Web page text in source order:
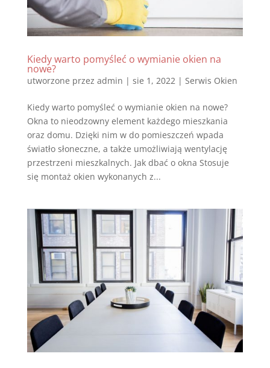
Kiedy warto pomyśleć o wymianie okien na
nowe?
utworzone przez admin | sie 1, 2022| Serwis Okien
Kiedy warto pomyśleć o wymianie okien na nowe?
Okna to nieodzowny element każdego mieszkania
oraz domu. Dzięki nim w do pomieszczeń wpada
światło słoneczne, a także umożliwiają wentylację
przestrzeni mieszkalnych. Jak dbać o okna Stosuje
się montaż okien wykonanych z...